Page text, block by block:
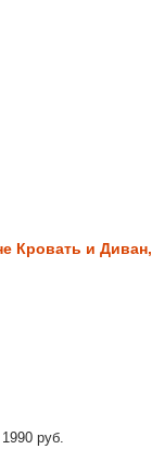
Кровать и Диван,
руб.